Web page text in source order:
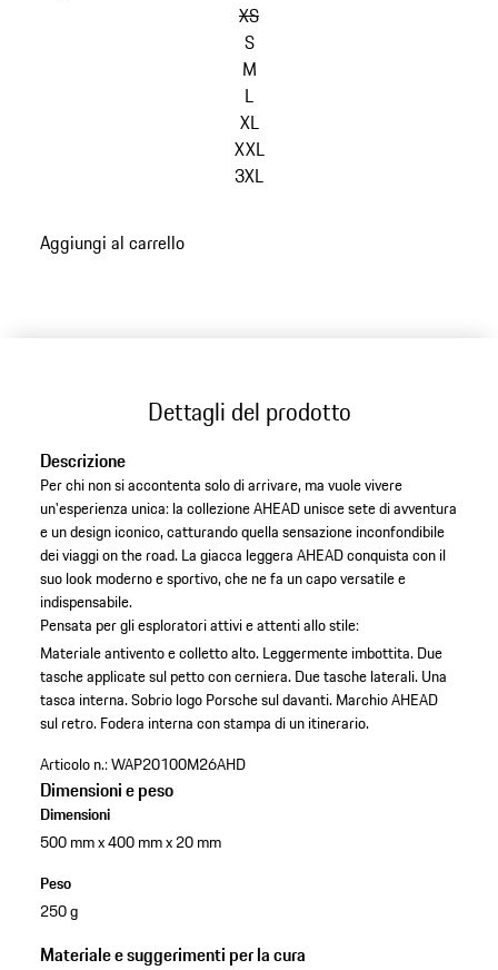
XS
S
M
L
XL
XXL
3XL
alle
Aggiungi al carrello
Dettagli del prodotto
Descrizione
Per chi non si accontenta solo di arrivare, ma vuole vivere
un'esperienza unica: la collezione AHEAD unisce sete di avventura
e un design iconico, catturando quella sensazione inconfondibile
dei viaggi on the road. La giacca leggera AHEAD conquista con il
suo look moderno e sportivo, che ne fa un capo versatile e
indispensabile.
Pensata per gli esploratori attivi e attenti allo stile:
Materiale antivento e colletto alto. Leggermente imbottita. Due
tasche applicate sul petto con cerniera. Due tasche laterali. Una
tasca interna.Sobrio logo Porsche sul davanti. Marchio AHEAD
sul retro. Fodera interna con stampa di un itinerario.
Articolo n.:WAP20100M26AHD
Dimensioni e peso
Dimensioni
500 mm x 400 mm x 20 mm
Peso
250 g
Materiale e suggerimenti per la cura